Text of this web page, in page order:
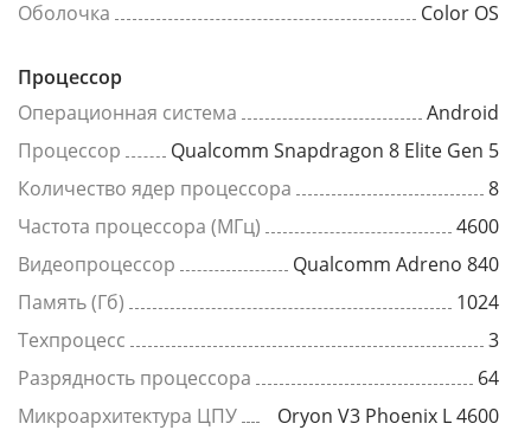
Оболочка Color OS
Процессор
Операционная система
Android
Процессор
Qualcomm Snapdragon 8 Elite Gen 5
Количество ядер процессора
8
Частота процессора (МГц)
4600
Видеопроцессор
Qualcomm Adreno 840
Память (Гб)
1024
Техпроцесс
3
Разрядность процессора
64
Микроархитектура ЦПУ
Oryon V3 Phoenix L 4600